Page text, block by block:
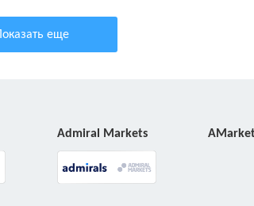
Показать еще
Admiral Markets AMarkets